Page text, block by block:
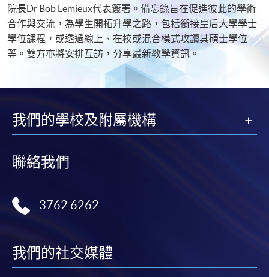
院長Dr Bob Lemieux代表簽署。備忘錄旨在促進彼此的學術
合作與交流，為學生開拓升學之路，包括銜接皇后大學學士
學位課程，或透過線上、在校或混合模式攻讀其碩士學位
等。雙方亦將安排互訪，分享最新教學資訊。
我們的學校及附屬機構
聯絡我們
3762 6262
我們的社交媒體